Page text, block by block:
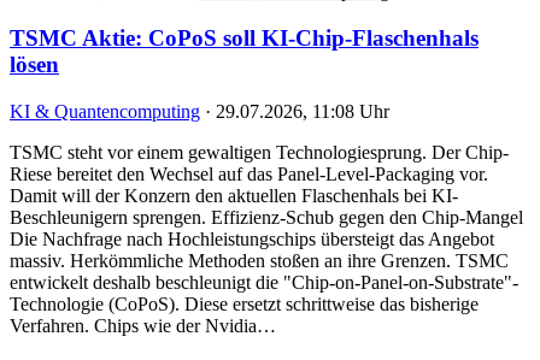
TSMC Aktie: CoPoS soll KI-Chip-Flaschenhals
lösen
KI & Quantencomputing · 29.07.2026, 11:08 Uhr
TSMC steht vor einem gewaltigen Technologiesprung. Der Chip-
Riese bereitet den Wechsel auf das Panel-Level-Packaging vor.
Damit will der Konzern den aktuellen Flaschenhals bei KI-
Beschleunigern sprengen. Effizienz-Schub gegen den Chip-Mangel
Die Nachfrage nach Hochleistungschips übersteigt das Angebot
massiv. Herkömmliche Methoden stoßen an ihre Grenzen. TSMC
entwickelt deshalb beschleunigt die "Chip-on-Panel-on-Substrate"-
Technologie (CoPoS). Diese ersetzt schrittweise das bisherige
Verfahren. Chips wie der Nvidia…